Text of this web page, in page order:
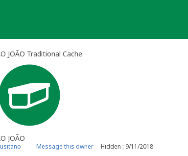
JOÃO Traditional Cache
JOÃO
Message this owner Hidden : 9/11/2018